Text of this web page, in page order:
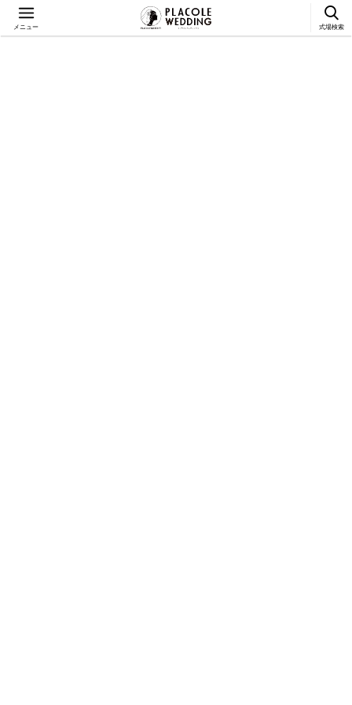
メニュー 式場検索